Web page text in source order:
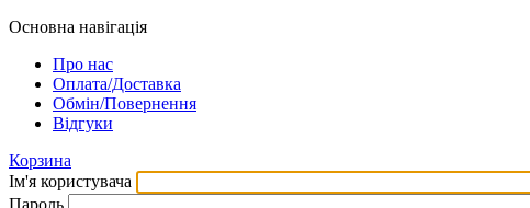
Основна навігація
Про нас
Оплата/Доставка
Обмін/Повернення
Відгуки
Корзина
Ім'я користувача
Пароль